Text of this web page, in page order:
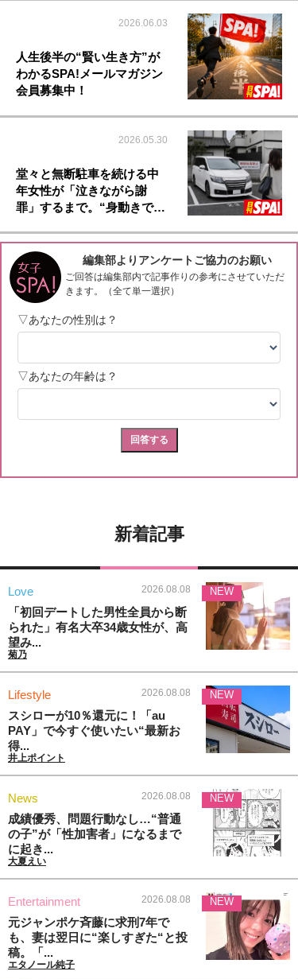
2026.06.03
人生後半の“賢い生き方”が
わかるSPA!メールマガジン
会員募集中！
2026.05.30
堂々と無断駐車を続ける中
年女性が「泣きながら謝
罪」するまで。“身動きで…
新着記事
Love 2026.08.08
「初回デートした男性全員から断
られた」有名大卒34歳女性が、高
望み...
菊乃
NEW
Lifestyle 2026.08.08
スシローが10％還元に！「au
PAY」で今すぐ使いたい“最新お
得...
井上ポイント
NEW
News 2026.08.08
成績優秀、問題行動なし…“普通
の子”が「性加害者」になるまで
に起き...
大夏えい
NEW
Entertainment 2026.08.08
元ジャンポケ斉藤に求刑7年で
も、妻は翌日に“楽しすぎた“と投
稿。「...
エタノール純子
NEW